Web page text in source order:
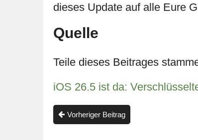
dieses Update auf alle Eure
Quelle
Teile dieses Beitrages
iOS 26.5 ist da:
Vorheriger Beitrag